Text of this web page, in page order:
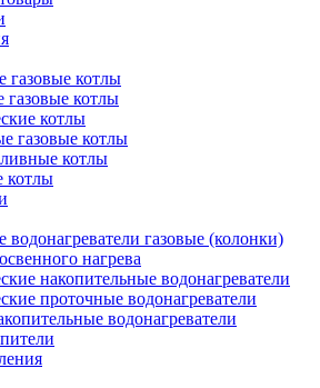
газовые котлы
газовые котлы
котлы
газовые котлы
котлы
котлы
водонагреватели газовые (колонки)
нагрева
накопительные водонагреватели
проточные водонагреватели
водонагреватели